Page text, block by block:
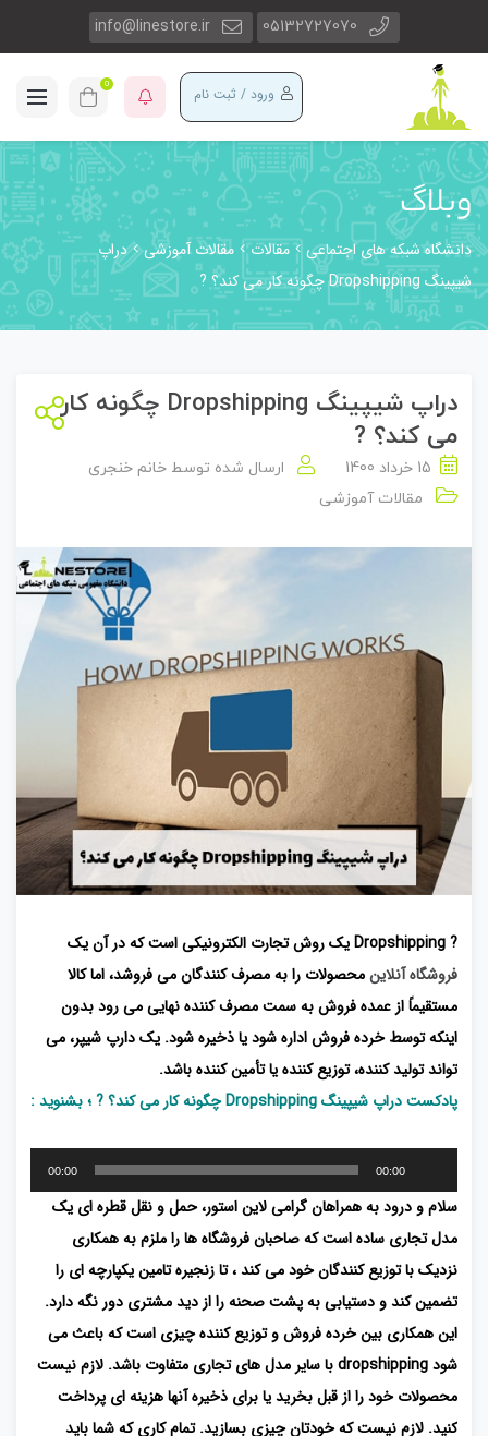
05132727070
info@linestore.ir
ورود / ثبت نام 0
وبلاگ
دانشگاه شبکه های اجتماعی مقالات مقالات آموزشی
دراپ
شیپینگ Dropshipping چگونه کار می کند؟ ?
دراپ شیپینگ Dropshipping چگونه کار
می کند؟ ?
15 خرداد 1400 ارسال شده توسط خانم خنجری
مقالات آموزشی
? Dropshipping یک روش تجارت الکترونیکی است که در آن یک
فروشگاه آنلاینمحصولات را به مصرف کنندگان می فروشد، اما کالا
مستقیماً از عمده فروش به سمت مصرف کننده نهایی می رود بدون
اینکه توسط خرده فروش اداره شود یا ذخیره شود. یک دارپ شیپر، می
تواند تولید کننده، توزیع کننده یا تأمین کننده باشد.
پادکست دراپ شیپینگ Dropshipping چگونه کار می کند؟ ? ؛ بشنوید :
پخش‌کننده
صوت
00:00
00:00
سلام و درود به همراهان گرامی لاین استور، حمل و نقل قطره ای یک
مدل تجاری ساده است که صاحبان فروشگاه ها را ملزم به همکاری
نزدیک با توزیع کنندگان خود می کند ، تا زنجیره تامین یکپارچه ای را
تضمین کند و دستیابی به پشت صحنه را از دید مشتری دور نگه دارد.
این همکاری بین خرده فروش و توزیع کننده چیزی است که باعث می
شود dropshipping با سایر مدل های تجاری متفاوت باشد. لازم نیست
محصولات خود را از قبل بخرید یا برای ذخیره آنها هزینه ای پرداخت
کنید. لازم نیست که خودتان چیزی بسازید. تمام کاری که شما باید